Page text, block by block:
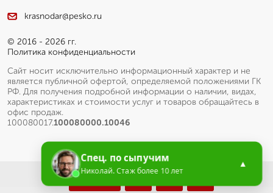
krasnodar@pesko.ru
© 2016 - 2026 гг.
Политика конфиденциальности
Сайт носит исключительно информационный характер и не
является публичной офертой, определяемой положениями ГК
РФ. Для получения подробной информации о наличии, видах,
характеристиках и стоимости услуг и товаров обращайтесь в
офис продаж.
100080017.100080000.10046
Спец. по сыпучим
Николай. Стаж более 10 лет
▲